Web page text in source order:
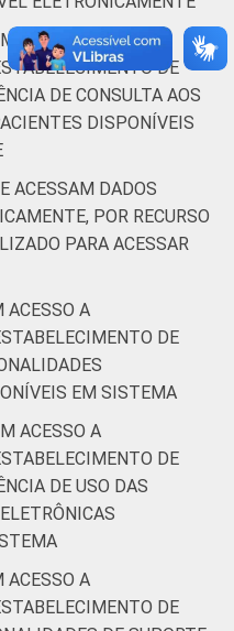
ACESSO A
DE
DE CONSULTA AOS
DISPONÍVEIS
ACESSAM DADOS
POR RECURSO
PARA ACESSAR
ACESSO A
DE
EM SISTEMA
ACESSO A
DE
DE USO DAS
ACESSO A
DE